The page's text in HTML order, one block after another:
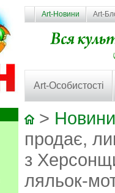
Art-Новини Art-
Art-Особистості
>
продає,
з
ляльок-